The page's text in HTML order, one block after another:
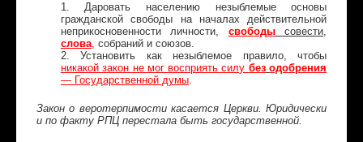
1. Даровать населению незыблемые основы
гражданской свободы на началах действительной
неприкосновенности личности,
свободысовести,
слова, собраний и союзов.
2. Установить как незыблемое правило, чтобы
никакой закон не мог восприять силу без одобрения
— Государственной думы.
Закон о веротерпимости касается Церкви. Юридически
и по факту РПЦ перестала быть государственной.